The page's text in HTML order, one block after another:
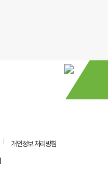
개인정보 처리방침